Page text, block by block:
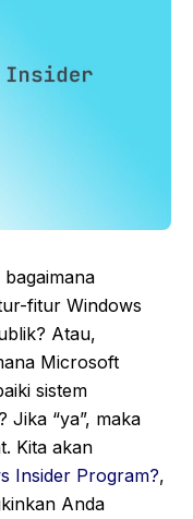
fitur Windows
Atau,
Microsoft
sistem
Jika “ya”, maka
Kita akan
Insider Program?,
Anda